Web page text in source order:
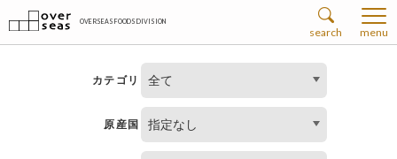
OVERSEAS FOODS DIVISION
search menu
カテゴリ 全て
原産国 指定なし